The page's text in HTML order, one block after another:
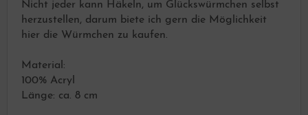
Nicht jeder kann Häkeln, um Glückswürmchen selbst
herzustellen, darum biete ich gern die Möglichkeit
hier die Würmchen zu kaufen.
Material:
100% Acryl
Länge: ca. 8 cm